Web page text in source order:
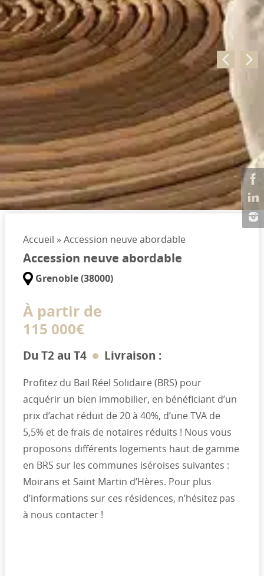
Accueil »Accession neuve abordable
Accession neuve abordable
Grenoble (38000)
À partir de
115 000€
Du T2 au T4 Livraison :
Profitez du Bail Réel Solidaire (BRS) pour
acquérir un bien immobilier, en bénéficiant d’un
prix d’achat réduit de 20 à 40%, d’une TVA de
5,5% et de frais de notaires réduits ! Nous vous
proposons différents logements haut de gamme
en BRS sur les communes iséroises suivantes :
Moirans et Saint Martin d’Hères. Pour plus
d’informations sur ces résidences, n’hésitez pas
à nous contacter !